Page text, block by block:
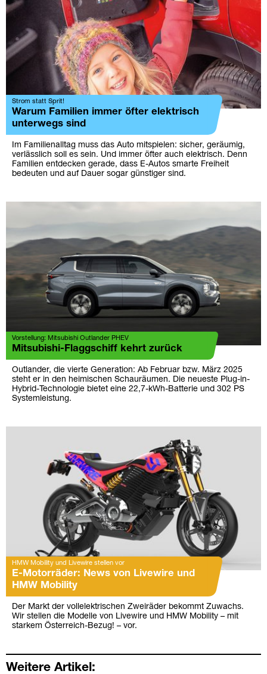
Strom statt Sprit!
Warum Familien immer öfter elektrisch
unterwegs sind
Im Familienalltag muss das Auto mitspielen: sicher, geräumig,
verlässlich soll es sein. Und immer öfter auch elektrisch. Denn
Familien entdecken gerade, dass E-Autos smarte Freiheit
bedeuten und auf Dauer sogar günstiger sind.
Vorstellung: Mitsubishi Outlander PHEV
Mitsubishi-Flaggschiff kehrt zurück
Outlander, die vierte Generation: Ab Februar bzw. März 2025
steht er in den heimischen Schauräumen. Die neueste Plug-in-
Hybrid-Technologie bietet eine 22,7-kWh-Batterie und 302 PS
Systemleistung.
HMW Mobility und Livewire stellen vor
E-Motorräder: News von Livewire und
HMW Mobility
Der Markt der vollelektrischen Zweiräder bekommt Zuwachs.
Wir stellen die Modelle von Livewire und HMW Mobility – mit
starkem Österreich-Bezug! – vor.
Weitere Artikel: